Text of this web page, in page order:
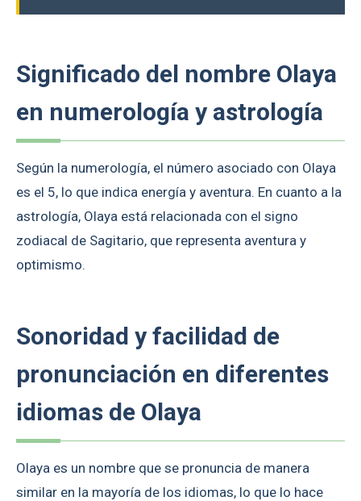
Significado del nombre Olaya
en numerología y astrología
Según la numerología, el número asociado con Olaya
es el 5, lo que indica energía y aventura. En cuanto a la
astrología, Olaya está relacionada con el signo
zodiacal de Sagitario, que representa aventura y
optimismo.
Sonoridad y facilidad de
pronunciación en diferentes
idiomas de Olaya
Olaya es un nombre que se pronuncia de manera
similar en la mayoría de los idiomas, lo que lo hace